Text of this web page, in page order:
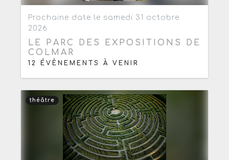
Prochaine date le samedi 31 octobre
2026
LE PARC DES EXPOSITIONS DE
COLMAR
12 ÉVÈNEMENTS À VENIR
théâtre